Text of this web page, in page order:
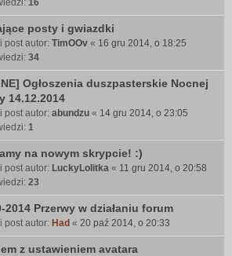
16
posty i gwiazdki
post autor: TimOOv « 16 gru 2014, o 18:25
34
Ogłoszenia duszpasterskie Nocnej
14.12.2014
post autor: abundzu « 14 gru 2014, o 23:05
1
na nowym skrypcie! :)
post autor: LuckyLolitka « 11 gru 2014, o 20:58
23
2014 Przerwy w działaniu forum
post autor: Had « 20 paź 2014, o 20:33
z ustawieniem avatara